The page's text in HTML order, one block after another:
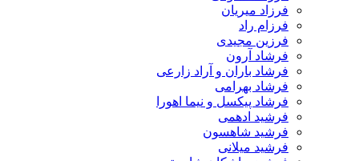
فرزاد میریان
فرزام راد
فرزین مجیدی
فرشاد آرون
فرشاد باران و آراد زارعی
فرشاد بهرامی
فرشاد پیکسل و نیما اهورا
فرشید ادهمی
فرشید شاهسون
فرشید میلانی